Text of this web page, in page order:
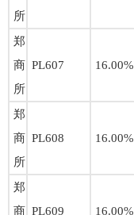
所
郑
商
所
PL607 16.00%
郑
商
所
PL608 16.00%
郑
商 PL609 16.00%